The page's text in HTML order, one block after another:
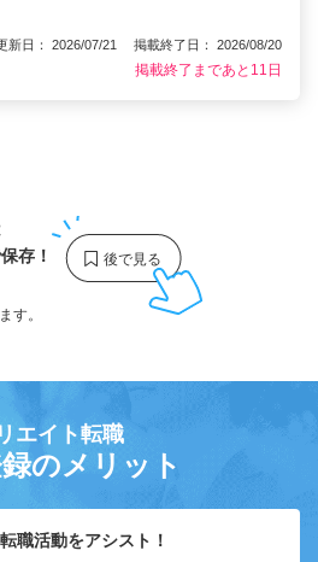
新日： 2026/07/21 掲載終了日： 2026/08/20
掲載終了まであと11日
存！
す。
エイト転職
のメリット
職活動をアシスト！